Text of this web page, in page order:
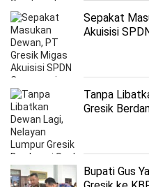
Sepakat
Akuisisi
Tanpa
Gresik
Bupati Gus